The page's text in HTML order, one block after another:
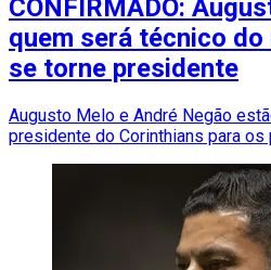
CONFIRMADO:
quem será técnico
se torne presidente
Augusto Melo e André Negão
presidente do Corinthians para os